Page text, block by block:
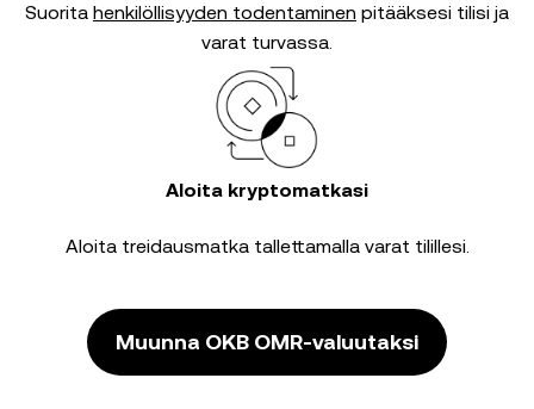
Suorita henkilöllisyyden todentaminen pitääksesi tilisi ja
varat turvassa.
Aloita kryptomatkasi
Aloita treidausmatka tallettamalla varat tilillesi.
Muunna OKB OMR-valuutaksi